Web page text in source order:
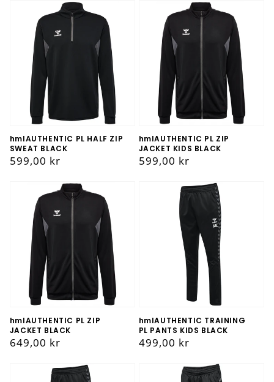
hmlAUTHENTIC PL HALF ZIP
SWEAT BLACK
Vanlig
599,00 kr
hmlAUTHENTIC PL ZIP
JACKET KIDS BLACK
Vanlig
599,00 kr
hmlAUTHENTIC PL ZIP
JACKET BLACK
Vanlig
649,00 kr
hmlAUTHENTIC TRAINING
PL PANTS KIDS BLACK
Vanlig
499,00 kr